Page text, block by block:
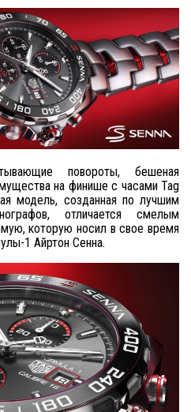
повороты, бешеная
на финише с часами Tag
модель, созданная по лучшим
отличается смелым
которую носил в свое время
1 Айртон Сенна.